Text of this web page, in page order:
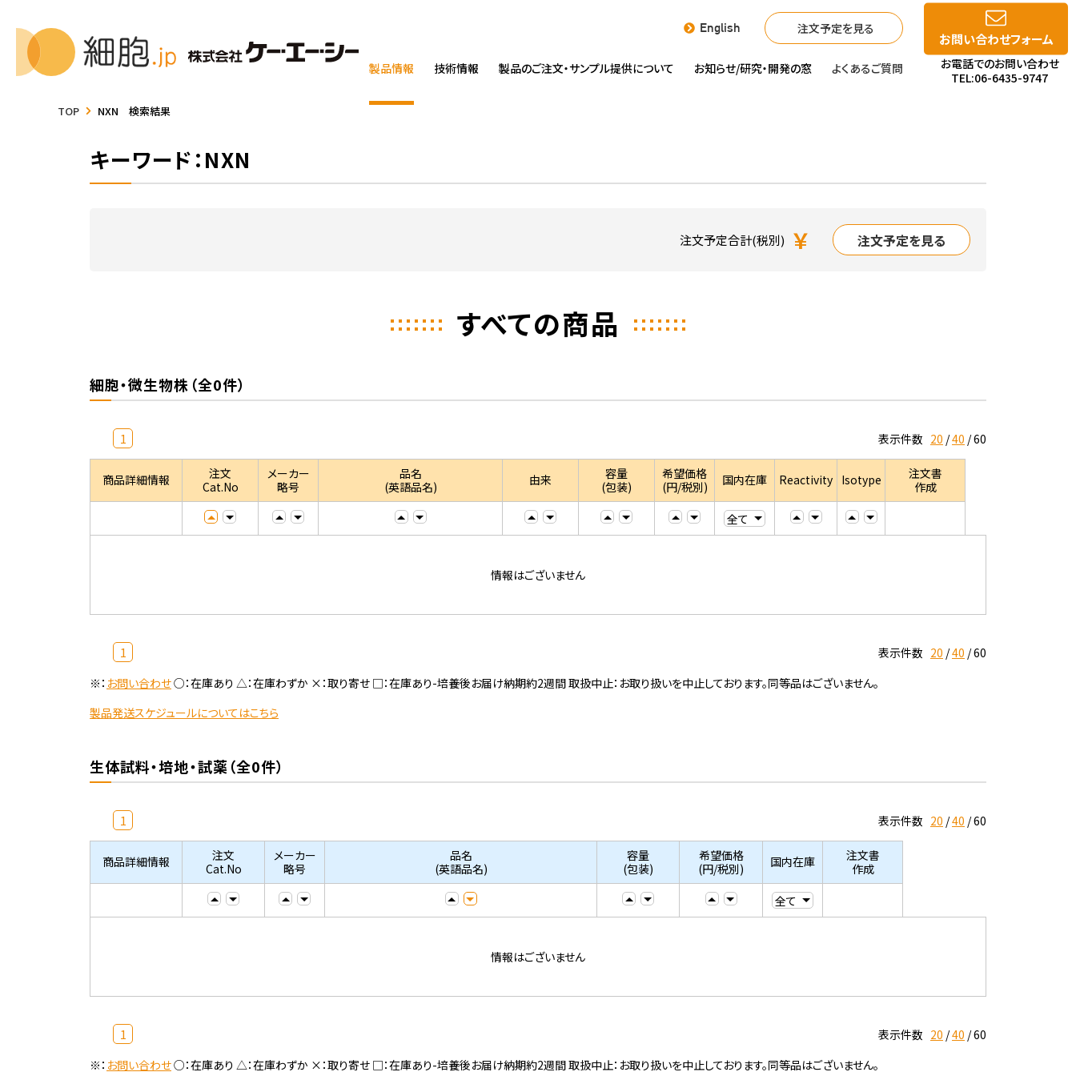
English 注文予定を見る
製品情報 技術情報 製品のご注文・サンプル提供について お知らせ/研究・開発の窓 よくあるご質問
お問い合わせフォーム
お電話でのお問い合わせ
TEL:06-6435-9747
TOP NXN 検索結果
キーワード：NXN
注文予定合計(税別) ￥ 注文予定を見る
すべての商品
細胞・微生物株（全0件）
1 表示件数 20 40 60
商品詳細情報
注文
Cat.No
メーカー
略号
品名
(英語品名)
由来
容量
(包装)
希望価格
(円/税別)
国内在庫 Reactivity Isotype
注文書
作成
情報はございません
1 表示件数 20 40 60
※： お問い合わせ○：在庫あり △：在庫わずか ×：取り寄せ □：在庫あり-培養後お届け納期約2週間 取扱中止：お取り扱いを中止しております。同等品はございません。
製品発送スケジュールについてはこちら
生体試料・培地・試薬（全0件）
1 表示件数 20 40 60
商品詳細情報
注文
Cat.No
メーカー
略号
品名
(英語品名)
容量
(包装)
希望価格
(円/税別)
国内在庫
注文書
作成
情報はございません
1 表示件数 20 40 60
※： お問い合わせ○：在庫あり △：在庫わずか ×：取り寄せ □：在庫あり-培養後お届け納期約2週間 取扱中止：お取り扱いを中止しております。同等品はございません。